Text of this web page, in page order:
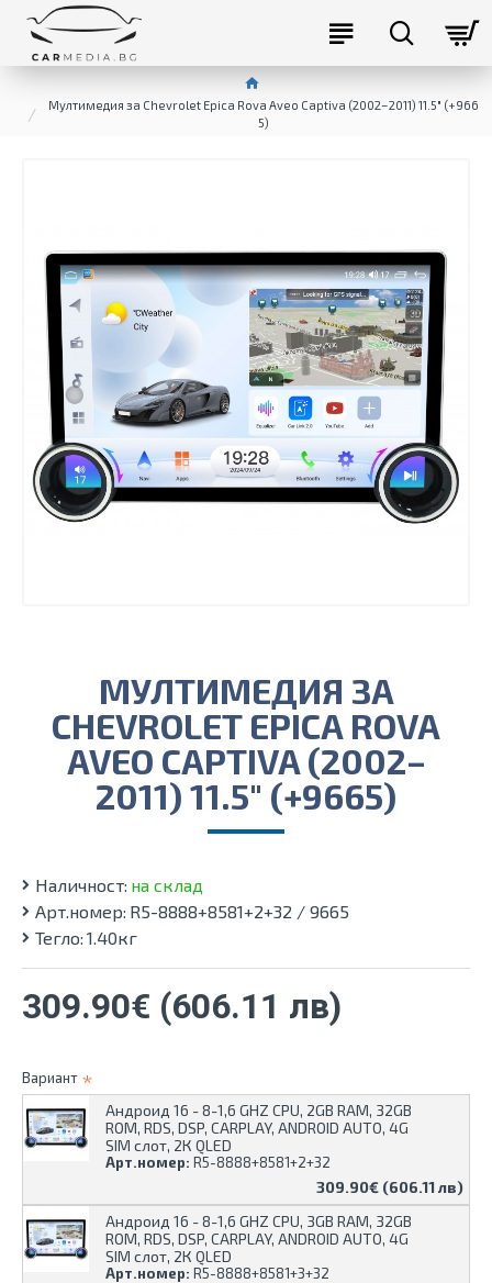
Мултимедия за Chevrolet Epica Rova Aveo Captiva (2002–2011) 11.5″ (+966
5)
МУЛТИМЕДИЯ ЗА
CHEVROLET EPICA ROVA
AVEO CAPTIVA (2002–
2011) 11.5″ (+9665)
Наличност: на склад
Арт.номер: R5-8888+8581+2+32 / 9665
Тегло: 1.40кг
309.90€ (606.11 лв)
Вариант
309.90€ (606.11 лв)
Андроид 16 - 8-1,6 GHZ CPU, 2GB RAM, 32GB
ROM, RDS, DSP, CARPLAY, ANDROID AUTO, 4G
SIM слот, 2К QLED
Арт.номер: R5-8888+8581+2+32
Андроид 16 - 8-1,6 GHZ CPU, 3GB RAM, 32GB
ROM, RDS, DSP, CARPLAY, ANDROID AUTO, 4G
SIM слот, 2К QLED
Арт.номер: R5-8888+8581+3+32